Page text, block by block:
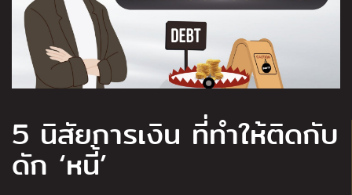
5 นิสัยการเงิน ที่ทำให้ติดกับ
ดัก ‘หนี้’